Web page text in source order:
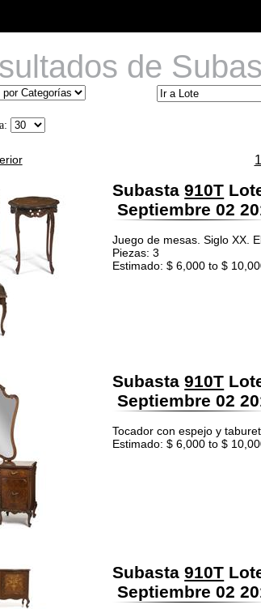
de
1
Subasta 910T
Septiembre 02
Juego de mesas. Siglo XX.
Piezas: 3
Estimado: $ 6,000 to $
Subasta 910T
Septiembre 02
Tocador con espejo y
Estimado: $ 6,000 to $
Subasta 910T
Septiembre 02